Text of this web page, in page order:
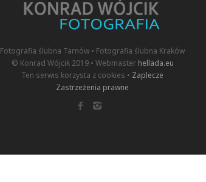
Fotografia ślubna Tarnów • Fotografia ślubna Kraków
© Konrad Wójcik 2019 • Webmaster hellada.eu
Ten serwis korzysta z cookies • Zaplecze
Zastrzeżenia prawne